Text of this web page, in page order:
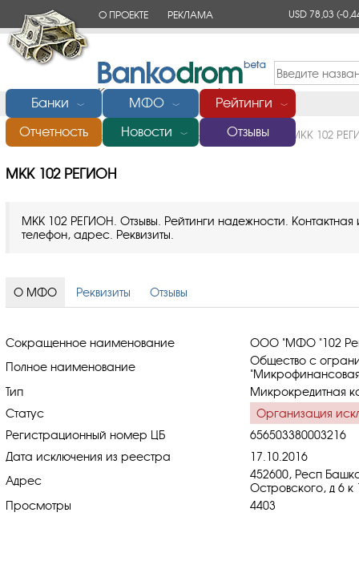
О ПРОЕКТЕ РЕКЛАМА USD 78,03(-
Банки ﹀ МФО ﹀ Рейтинги ﹀
Отчетность Новости ﹀ Отзывы
Главная/Микрофинансовые организации (МФО) МКК 102
МКК 102 РЕГИОН
МКК 102 РЕГИОН. Отзывы. Рейтинги надежности.
телефон, адрес. Реквизиты.
О МФО Реквизиты Отзывы
Сокращенное наименование
ООО "МФО "102
Полное наименование
Общество с
Тип
Микрокредитная
Статус
Организация
Регистрационный номер ЦБ
656503380003216
Дата исключения из реестра
17.10.2016
Адрес
452600, Респ
Островского, д 6 к
Просмотры
4403